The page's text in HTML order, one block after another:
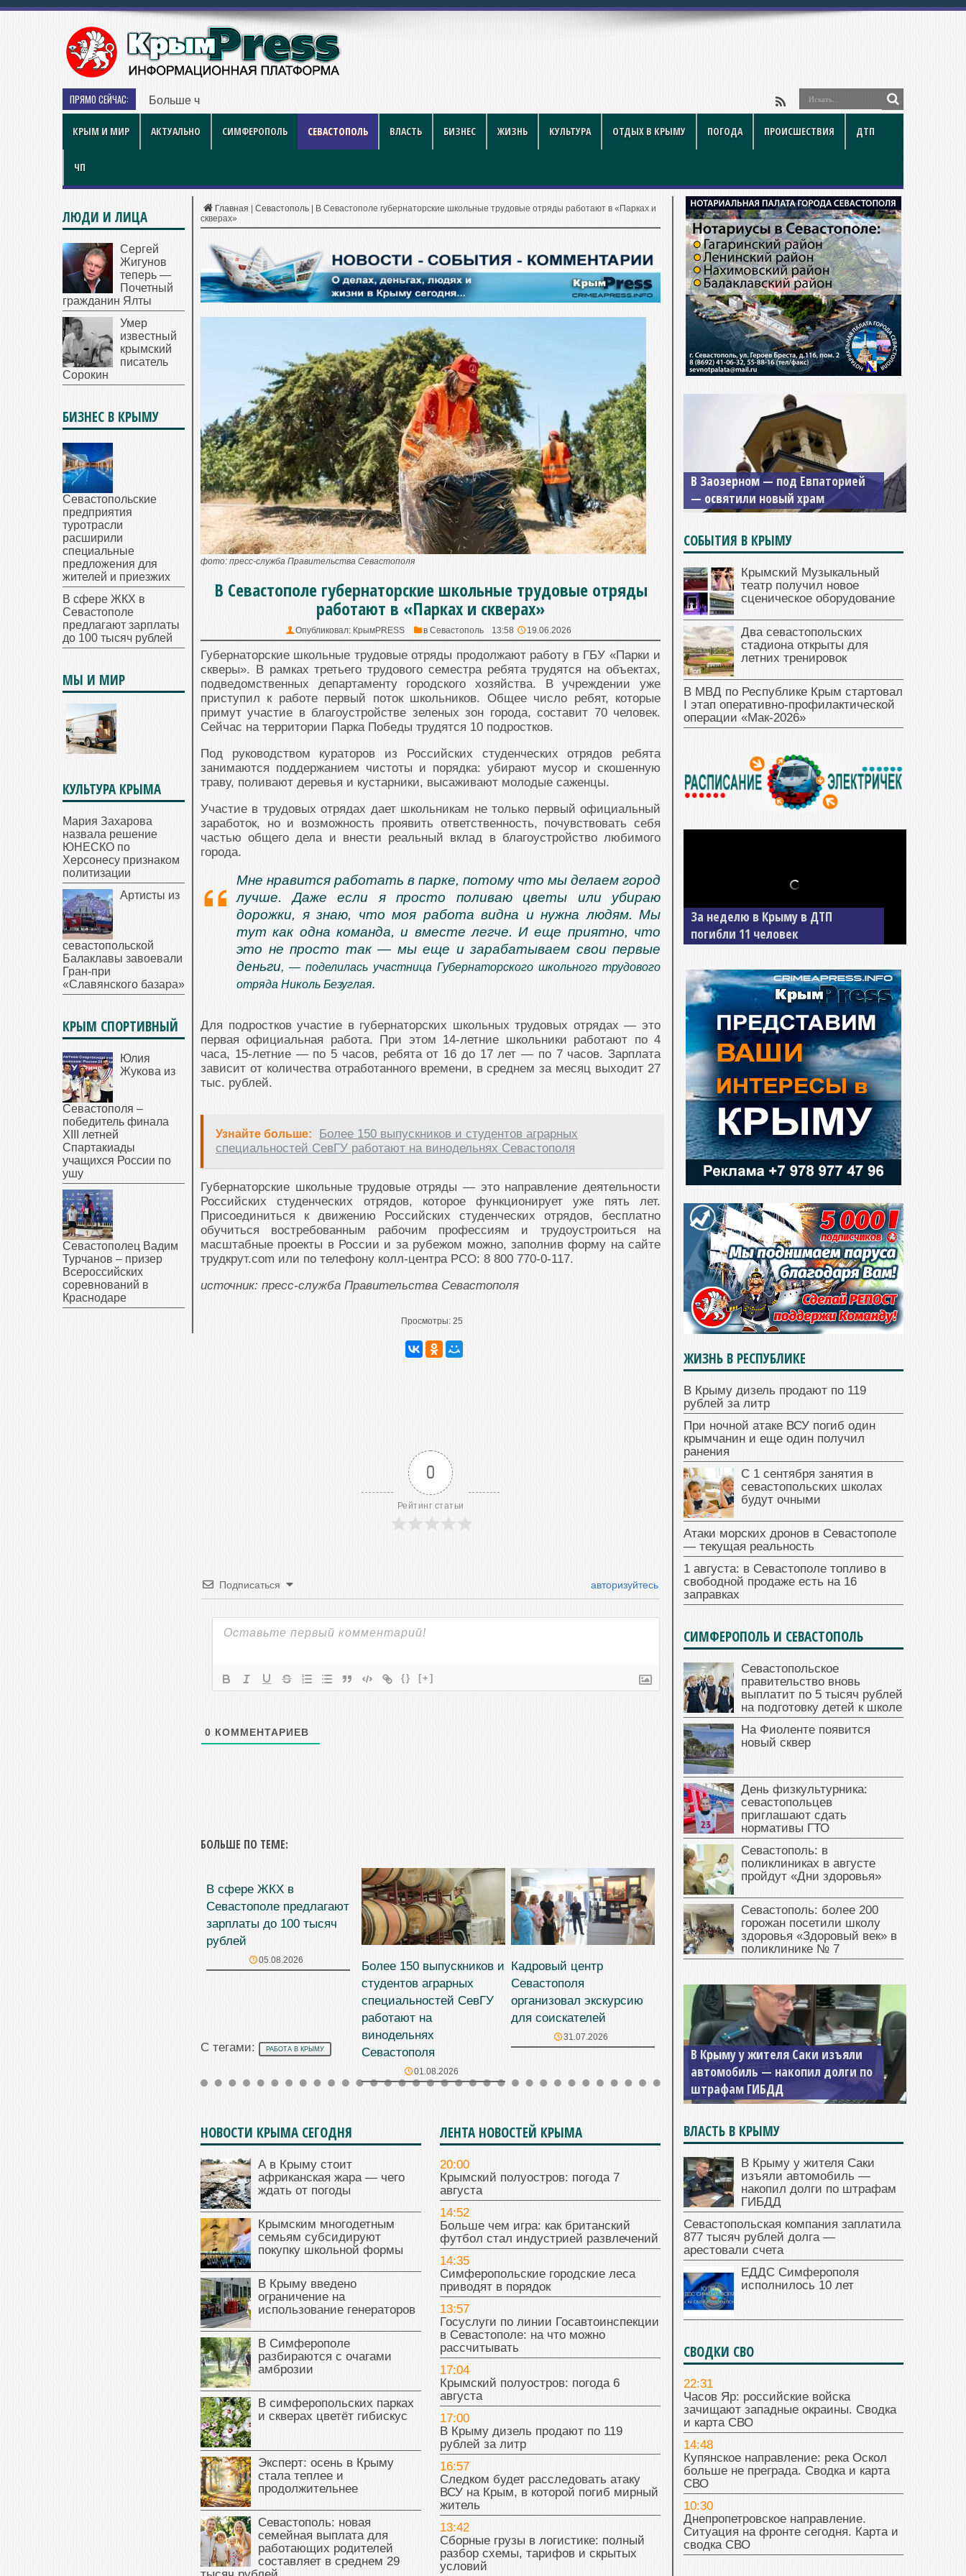
ПРЯМО СЕЙЧАС: Больше чем игра: как британский футбол стал индустрией ра
КРЫМ И МИР АКТУАЛЬНО СИМФЕРОПОЛЬ СЕВАСТОПОЛЬ ВЛАСТЬ БИЗНЕС ЖИЗНЬ КУЛЬТУРА ОТДЫХ В КРЫМУ ПОГОДА ПРОИСШЕСТВИЯ ДТП
ЧП
Главная Севастополь
В Севастополе губернаторские школьные трудовые отряды работают в «Парках и
скверах»
фото: пресс-служба Правительства Севастополя
В Севастополе губернаторские школьные трудовые отряды
работают в «Парках и скверах»
Опубликовал: КрымPRESS в Севастополь 13:58 19.06.2026
Губернаторские школьные трудовые отряды продолжают работу в ГБУ «Парки и
скверы». В рамках третьего трудового семестра ребята трудятся на объектах,
подведомственных департаменту городского хозяйства. В учреждении уже
приступил к работе первый поток школьников. Общее число ребят, которые
примут участие в благоустройстве зеленых зон города, составит 70 человек.
Сейчас на территории Парка Победы трудятся 10 подростков.
Под руководством кураторов из Российских студенческих отрядов ребята
занимаются поддержанием чистоты и порядка: убирают мусор и скошенную
траву, поливают деревья и кустарники, высаживают молодые саженцы.
Участие в трудовых отрядах дает школьникам не только первый официальный
заработок, но и возможность проявить ответственность, почувствовать себя
частью общего дела и внести реальный вклад в благоустройство любимого
города.
Мне нравится работать в парке, потому что мы делаем город
лучше. Даже если я просто поливаю цветы или убираю
дорожки, я знаю, что моя работа видна и нужна людям. Мы
тут как одна команда, и вместе легче. И еще приятно, что
это не просто так — мы еще и зарабатываем свои первые
деньги, — поделилась участница Губернаторского школьного трудового
отряда Николь Безуглая.
Для подростков участие в губернаторских школьных трудовых отрядах — это
первая официальная работа. При этом 14-летние школьники работают по 4
часа, 15-летние — по 5 часов, ребята от 16 до 17 лет — по 7 часов. Зарплата
зависит от количества отработанного времени, в среднем за месяц выходит 27
тыс. рублей.
Узнайте больше:
Более 150 выпускников и студентов аграрных
специальностей СевГУ работают на винодельнях Севастополя
Губернаторские школьные трудовые отряды — это направление деятельности
Российских студенческих отрядов, которое функционирует уже пять лет.
Присоединиться к движению Российских студенческих отрядов, бесплатно
обучиться востребованным рабочим профессиям и трудоустроиться на
масштабные проекты в России и за рубежом можно, заполнив форму на сайте
трудкрут.com или по телефону колл-центра РСО: 8 800 770-0-117.
источник: пресс-служба Правительства Севастополя
Просмотры: 25
0
Рейтинг статьи
Подписаться авторизуйтесь
{} [+]
0 КОММЕНТАРИЕВ
БОЛЬШЕ ПО ТЕМЕ:
В сфере ЖКХ в
Севастополе предлагают
зарплаты до 100 тысяч
рублей
05.08.2026
Более 150 выпускников и
студентов аграрных
специальностей СевГУ
работают на
винодельнях
Севастополя
01.08.2026
Кадровый центр
Севастополя
организовал экскурсию
для соискателей
31.07.2026
С тегами: РАБОТА В КРЫМУ
НОВОСТИ КРЫМА СЕГОДНЯ
А в Крыму стоит
африканская жара — чего
ждать от погоды
Крымским многодетным
семьям субсидируют
покупку школьной формы
В Крыму введено
ограничение на
использование генераторов
В Симферополе
разбираются с очагами
амброзии
В симферопольских парках
и скверах цветёт гибискус
Эксперт: осень в Крыму
стала теплее и
продолжительнее
Севастополь: новая
семейная выплата для
работающих родителей
составляет в среднем 29
ЛЕНТА НОВОСТЕЙ КРЫМА
20:00
Крымский полуостров: погода 7
августа
14:52
Больше чем игра: как британский
футбол стал индустрией развлечений
14:35
Симферопольские городские леса
приводят в порядок
13:57
Госуслуги по линии Госавтоинспекции
в Севастополе: на что можно
рассчитывать
17:04
Крымский полуостров: погода 6
августа
17:00
В Крыму дизель продают по 119
рублей за литр
16:57
Следком будет расследовать атаку
ВСУ на Крым, в которой погиб мирный
житель
13:42
Сборные грузы в логистике: полный
разбор схемы, тарифов и скрытых
условий
ЛЮДИ И ЛИЦА
Сергей
Жигунов
теперь —
Почетный
гражданин Ялты
Умер
известный
крымский
писатель
Сорокин
БИЗНЕС В КРЫМУ
Севастопольские
предприятия
туротрасли
расширили
специальные
предложения для
жителей и приезжих
В сфере ЖКХ в
Севастополе
предлагают зарплаты
до 100 тысяч рублей
МЫ И МИР
КУЛЬТУРА КРЫМА
Мария Захарова
назвала решение
ЮНЕСКО по
Херсонесу признаком
политизации
Артисты из
севастопольской
Балаклавы завоевали
Гран-при
«Славянского базара»
КРЫМ СПОРТИВНЫЙ
Юлия
Жукова из
Севастополя –
победитель финала
XIII летней
Спартакиады
учащихся России по
ушу
Севастополец Вадим
Турчанов – призер
Всероссийских
соревнований в
Краснодаре
В Заозерном — под Евпаторией
— освятили новый храм
СОБЫТИЯ В КРЫМУ
Крымский Музыкальный
театр получил новое
сценическое оборудование
Два севастопольских
стадиона открыты для
летних тренировок
В МВД по Республике Крым стартовал
I этап оперативно‑профилактической
операции «Мак‑2026»
За неделю в Крыму в ДТП
погибли 11 человек
ЖИЗНЬ В РЕСПУБЛИКЕ
В Крыму дизель продают по 119
рублей за литр
При ночной атаке ВСУ погиб один
крымчанин и еще один получил
ранения
С 1 сентября занятия в
севастопольских школах
будут очными
Атаки морских дронов в Севастополе
— текущая реальность
1 августа: в Севастополе топливо в
свободной продаже есть на 16
заправках
СИМФЕРОПОЛЬ И СЕВАСТОПОЛЬ
Севастопольское
правительство вновь
выплатит по 5 тысяч рублей
на подготовку детей к школе
На Фиоленте появится
новый сквер
День физкультурника:
севастопольцев
приглашают сдать
нормативы ГТО
Севастополь: в
поликлиниках в августе
пройдут «Дни здоровья»
Севастополь: более 200
горожан посетили школу
здоровья «Здоровый век» в
поликлинике № 7
В Крыму у жителя Саки изъяли
автомобиль — накопил долги по
штрафам ГИБДД
ВЛАСТЬ В КРЫМУ
В Крыму у жителя Саки
изъяли автомобиль —
накопил долги по штрафам
ГИБДД
Севастопольская компания заплатила
877 тысяч рублей долга —
арестовали счета
ЕДДС Симферополя
исполнилось 10 лет
СВОДКИ СВО
22:31
Часов Яр: российские войска
зачищают западные окраины. Сводка
и карта СВО
14:48
Купянское направление: река Оскол
больше не преграда. Сводка и карта
СВО
10:30
Днепропетровское направление.
Ситуация на фронте сегодня. Карта и
сводка СВО